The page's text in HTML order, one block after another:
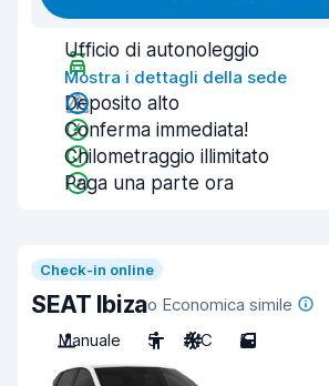
Ufficio di autonoleggio
Mostra i dettagli della sede
Deposito alto
Conferma immediata!
Chilometraggio illimitato
Paga una parte ora
Check-in online
SEAT Ibizao Economica simile
Manuale
5 A/C 5